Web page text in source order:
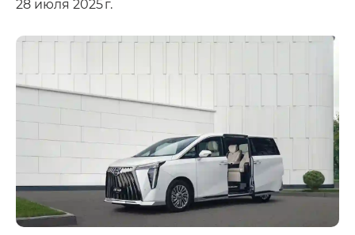
28 июля 2025 г.